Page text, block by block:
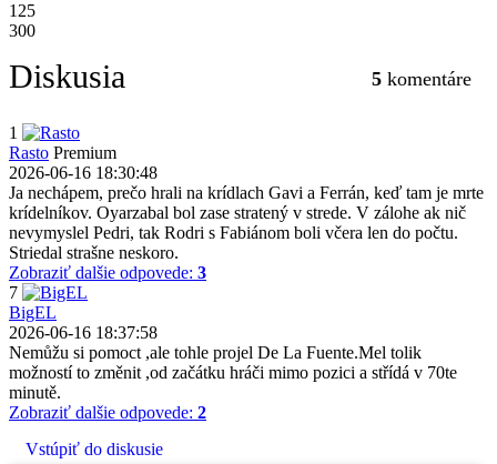
125
300
Diskusia 5 komentáre
1
Rasto Premium
2026-06-16 18:30:48
Ja nechápem, prečo hrali na krídlach Gavi a Ferrán, keď tam je mrte
krídelníkov. Oyarzabal bol zase stratený v strede. V zálohe ak nič
nevymyslel Pedri, tak Rodri s Fabiánom boli včera len do počtu.
Striedal strašne neskoro.
Zobraziť dalšie odpovede: 3
7
BigEL
2026-06-16 18:37:58
Nemůžu si pomoct ,ale tohle projel De La Fuente.Mel tolik
možností to změnit ,od začátku hráči mimo pozici a střídá v 70te
minutě.
Zobraziť dalšie odpovede: 2
Vstúpiť do diskusie